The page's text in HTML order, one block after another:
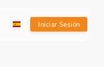
Iniciar Sesión